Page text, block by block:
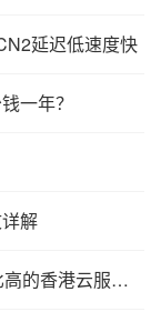
延迟低速度快
一年？
解
有没有香港云服务器10元一年？性价比高的香港云服务器整理